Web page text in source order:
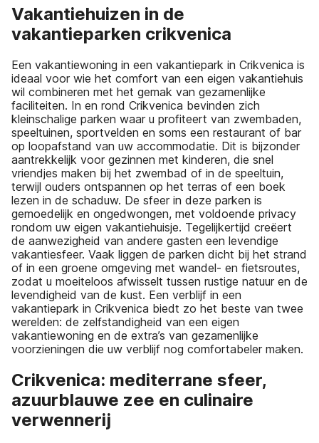
Vakantiehuizen in de
vakantieparken crikvenica
Een vakantiewoning in een vakantiepark in Crikvenica is
ideaal voor wie het comfort van een eigen vakantiehuis
wil combineren met het gemak van gezamenlijke
faciliteiten. In en rond Crikvenica bevinden zich
kleinschalige parken waar u profiteert van zwembaden,
speeltuinen, sportvelden en soms een restaurant of bar
op loopafstand van uw accommodatie. Dit is bijzonder
aantrekkelijk voor gezinnen met kinderen, die snel
vriendjes maken bij het zwembad of in de speeltuin,
terwijl ouders ontspannen op het terras of een boek
lezen in de schaduw. De sfeer in deze parken is
gemoedelijk en ongedwongen, met voldoende privacy
rondom uw eigen vakantiehuisje. Tegelijkertijd creëert
de aanwezigheid van andere gasten een levendige
vakantiesfeer. Vaak liggen de parken dicht bij het strand
of in een groene omgeving met wandel- en fietsroutes,
zodat u moeiteloos afwisselt tussen rustige natuur en de
levendigheid van de kust. Een verblijf in een
vakantiepark in Crikvenica biedt zo het beste van twee
werelden: de zelfstandigheid van een eigen
vakantiewoning en de extra’s van gezamenlijke
voorzieningen die uw verblijf nog comfortabeler maken.
Crikvenica: mediterrane sfeer,
azuurblauwe zee en culinaire
verwennerij